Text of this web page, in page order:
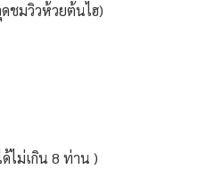
ชมวิวห้วยต้นไฮ)
ไม่เกิน 8 ท่าน )